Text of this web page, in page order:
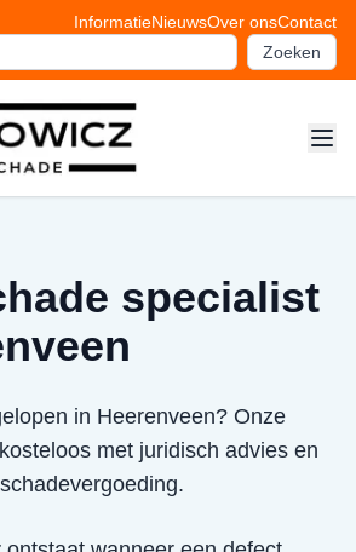
InformatieNieuwsOver onsContact
Zoeken
specialist
in Heerenveen? Onze
met juridisch advies en